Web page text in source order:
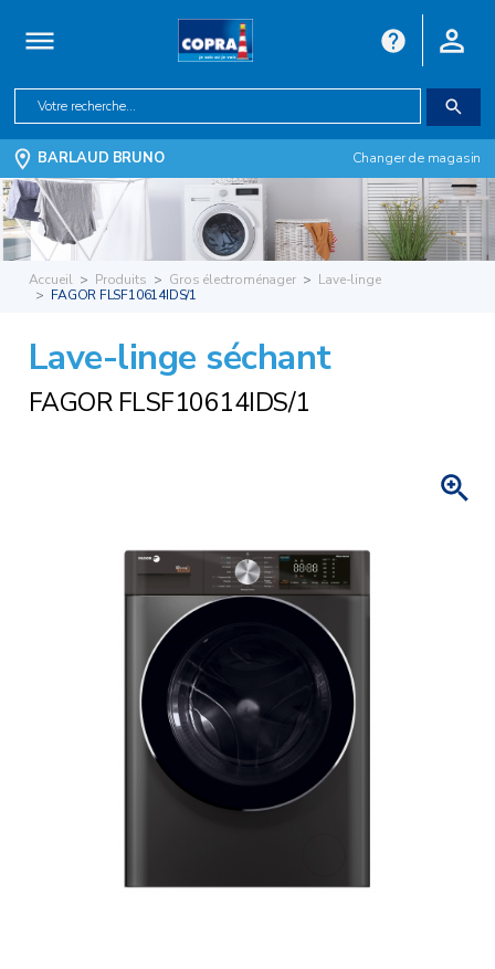
BARLAUD BRUNO Changer de magasin
Accueil Produits Gros électroménager
Lave-linge
FAGOR FLSF10614IDS/1
Lave-linge séchant
FAGOR FLSF10614IDS/1